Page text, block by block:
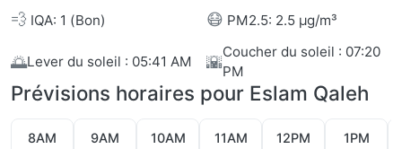
💨 IQA: 1 (Bon) 😷 PM2.5: 2.5 µg/m³
🌅Lever du soleil : 05:41 AM 🌇Coucher du soleil : 07:20
PM
Prévisions horaires pour Eslam Qaleh
8AM 9AM 10AM 11AM 12PM 1PM